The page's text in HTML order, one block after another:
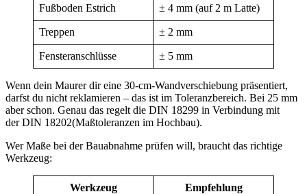
Fußboden Estrich ± 4 mm (auf 2 m Latte)
Treppen ± 2 mm
Fensteranschlüsse ± 5 mm
Wenn dein Maurer dir eine 30-cm-Wandverschiebung präsentiert,
darfst du nicht reklamieren – das ist im Toleranzbereich. Bei 25 mm
aber schon. Genau das regelt die DIN 18299 in Verbindung mit
der DIN 18202(Maßtoleranzen im Hochbau).
Wer Maße bei der Bauabnahme prüfen will, braucht das richtige
Werkzeug:
Werkzeug Empfehlung